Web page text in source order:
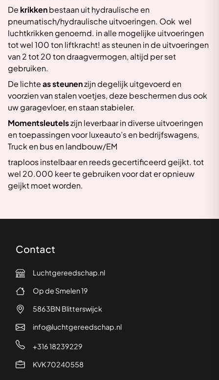
De krikkenbestaan uit hydraulische en
pneumatisch/hydraulische uitvoeringen. Ook wel
luchtkrikken genoemd. in alle mogelijke uitvoeringen
tot wel 100 ton liftkracht! as steunen in de uitvoeringen
van 2 tot 20 ton draagvermogen, altijd per set
gebruiken.
De lichteas steunenzijn degelijk uitgevoerd en
voorzien van stalen voetjes, deze beschermen dus ook
uw garagevloer, en staan stabieler.
Momentsleutelszijn leverbaar in diverse uitvoeringen
en toepassingen voor luxeauto’s en bedrijfswagens,
Truck en bus en landbouw/EM
traploos instelbaar en reeds gecertificeerd geijkt. tot
wel 20.000 keer te gebruiken voor dat er opnieuw
geijkt moet worden.
Contact
Luchtgereedschap.nl
Op de Smelen 19
5863BN Blitterswijck
info@luchtgereedschap.nl
+316 18239229
KVK 70240558